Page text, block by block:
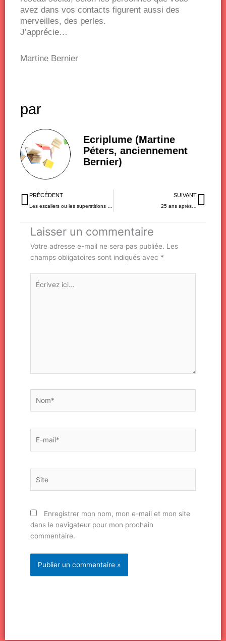
avez dans vos contacts figurent aussi des
merveilles, des perles.
J’apprécie…
Martine Bernier
par
Ecriplume (Martine
Péters, anciennement
Bernier)
Précédent
PRÉCÉDENT
Les escaliers ou les superstitions enfantines
SUIVANT
25 ans après…
Laisser un commentaire
Votre adresse e-mail ne sera pas publiée. Les
champs obligatoires sont indiqués avec *
Écrivez
ici…
mail*
Enregistrer mon nom, mon e-mail et mon site
dans le navigateur pour mon prochain
commentaire.